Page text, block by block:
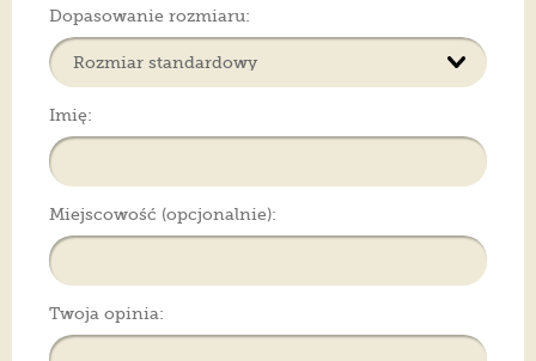
Dopasowanie rozmiaru:
Imię:
Miejscowość (opcjonalnie):
Twoja opinia: